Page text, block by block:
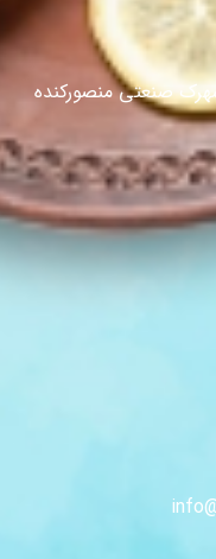
شهرک صنعتی منصورکنده